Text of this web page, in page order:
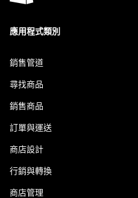
應用程式類別
銷售管道
尋找商品
銷售商品
訂單與運送
商店設計
行銷與轉換
商店管理